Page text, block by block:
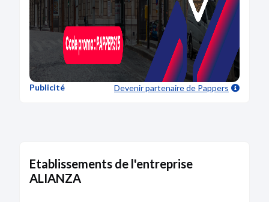
Publicité Devenir partenairede Pappers
Etablissements de l'entreprise
ALIANZA